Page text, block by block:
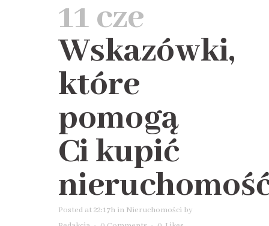
11 cze
Wskazówki,
które
pomogą
Ci kupić
Posted at 22:17h in Nieruchomości by